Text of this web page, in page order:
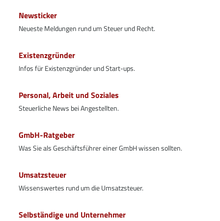
Newsticker
Neueste Meldungen rund um Steuer und Recht.
Existenzgründer
Infos für Existenzgründer und Start-ups.
Personal, Arbeit und Soziales
Steuerliche News bei Angestellten.
GmbH-Ratgeber
Was Sie als Geschäftsführer einer GmbH wissen sollten.
Umsatzsteuer
Wissenswertes rund um die Umsatzsteuer.
Selbständige und Unternehmer